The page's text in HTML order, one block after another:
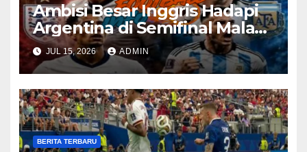
Ambisi Besar Inggris Hadapi
Argentina di Semifinal Malam
IniJUL 15, 2026 ADMIN
BERITA TERBARU